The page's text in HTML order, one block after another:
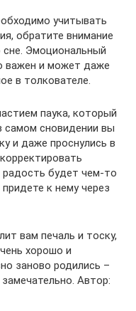
учитывать
обратите внимание
Эмоциональный
важен и может даже
в толкователе.
паука, который
самом сновидении вы
и даже проснулись в
радость будет чем-то
к нему через
вам печаль и тоску,
хорошо и
заново родились –
Автор: